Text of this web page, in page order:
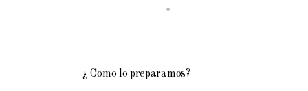
¿ Como lo preparamos?